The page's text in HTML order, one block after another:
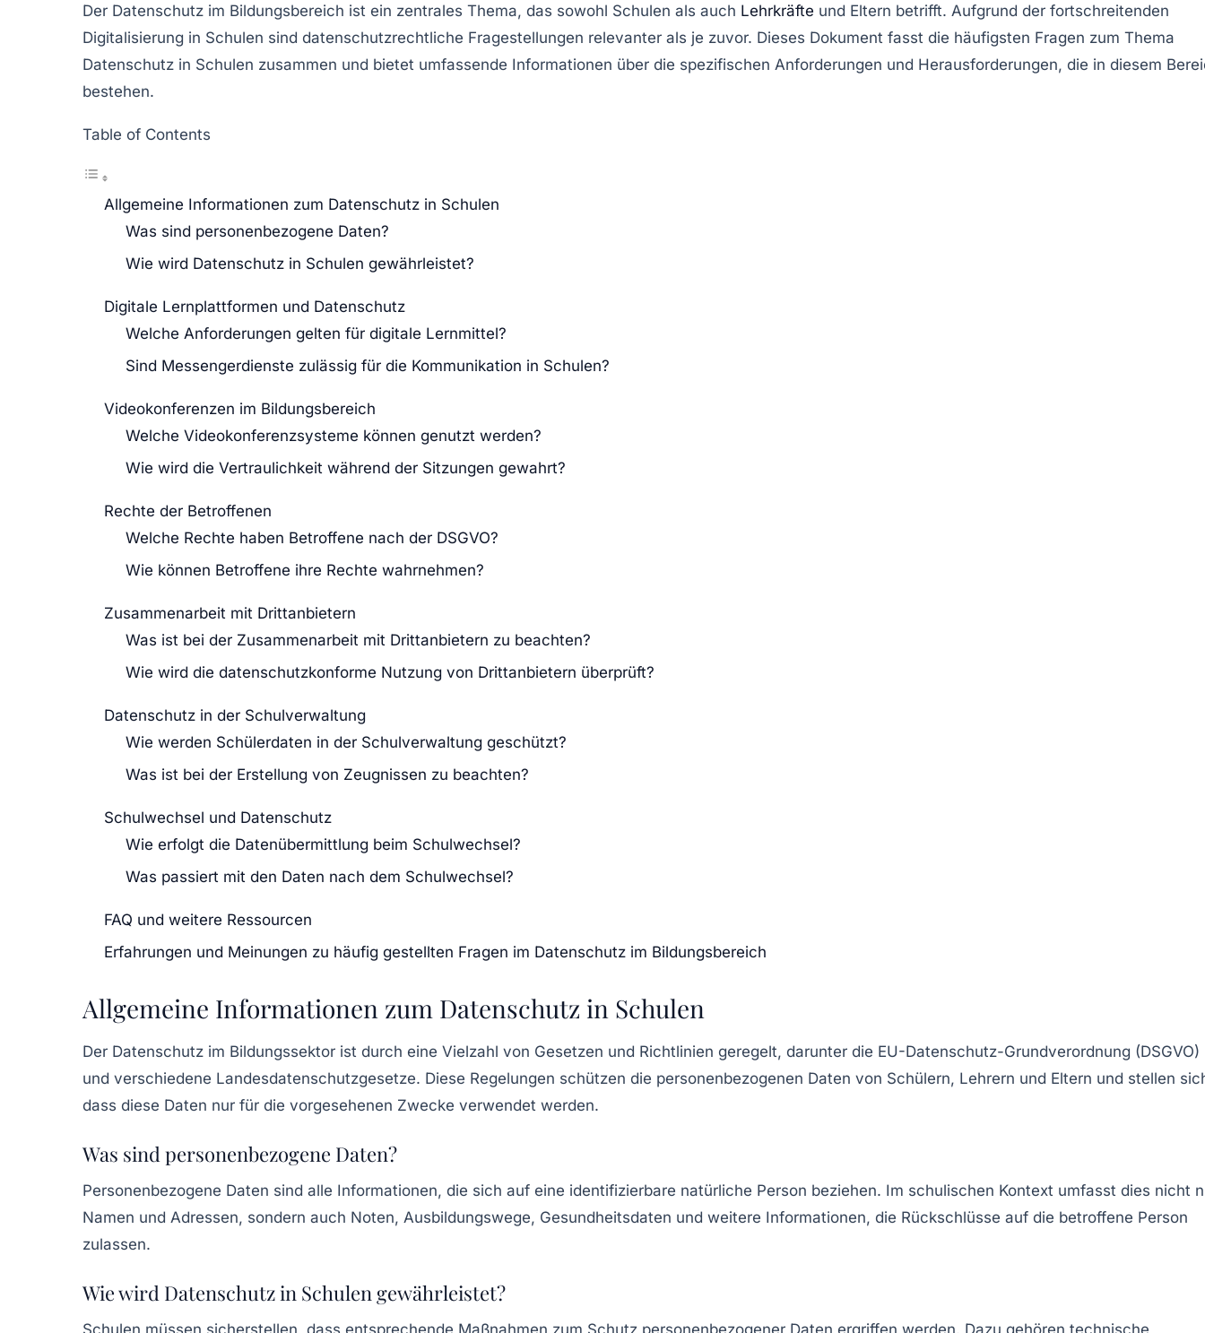
Der Datenschutz im Bildungsbereich ist ein zentrales Thema, das sowohl Schulen als auch Lehrkräfte und Eltern betrifft. Aufgrund der fortschreitenden
Digitalisierung in Schulen sind datenschutzrechtliche Fragestellungen relevanter als je zuvor. Dieses Dokument fasst die häufigsten Fragen zum Thema
Datenschutz in Schulen zusammen und bietet umfassende Informationen über die spezifischen Anforderungen und Herausforderungen, die in diesem
bestehen.
Table of Contents
Allgemeine Informationen zum Datenschutz in Schulen
Was sind personenbezogene Daten?
Wie wird Datenschutz in Schulen gewährleistet?
Digitale Lernplattformen und Datenschutz
Welche Anforderungen gelten für digitale Lernmittel?
Sind Messengerdienste zulässig für die Kommunikation in Schulen?
Videokonferenzen im Bildungsbereich
Welche Videokonferenzsysteme können genutzt werden?
Wie wird die Vertraulichkeit während der Sitzungen gewahrt?
Rechte der Betroffenen
Welche Rechte haben Betroffene nach der DSGVO?
Wie können Betroffene ihre Rechte wahrnehmen?
Zusammenarbeit mit Drittanbietern
Was ist bei der Zusammenarbeit mit Drittanbietern zu beachten?
Wie wird die datenschutzkonforme Nutzung von Drittanbietern überprüft?
Datenschutz in der Schulverwaltung
Wie werden Schülerdaten in der Schulverwaltung geschützt?
Was ist bei der Erstellung von Zeugnissen zu beachten?
Schulwechsel und Datenschutz
Wie erfolgt die Datenübermittlung beim Schulwechsel?
Was passiert mit den Daten nach dem Schulwechsel?
FAQ und weitere Ressourcen
Erfahrungen und Meinungen zu häufig gestellten Fragen im Datenschutz im Bildungsbereich
Allgemeine Informationen zum Datenschutz in Schulen
Der Datenschutz im Bildungssektor ist durch eine Vielzahl von Gesetzen und Richtlinien geregelt, darunter die EU-Datenschutz-Grundverordnung (DSGVO)
und verschiedene Landesdatenschutzgesetze. Diese Regelungen schützen die personenbezogenen Daten von Schülern, Lehrern und Eltern und stellen
dass diese Daten nur für die vorgesehenen Zwecke verwendet werden.
Was sind personenbezogene Daten?
Personenbezogene Daten sind alle Informationen, die sich auf eine identifizierbare natürliche Person beziehen. Im schulischen Kontext umfasst dies nicht
Namen und Adressen, sondern auch Noten, Ausbildungswege, Gesundheitsdaten und weitere Informationen, die Rückschlüsse auf die betroffene Person
zulassen.
Wie wird Datenschutz in Schulen gewährleistet?
Schulen müssen sicherstellen, dass entsprechende Maßnahmen zum Schutz personenbezogener Daten ergriffen werden. Dazu gehören technische